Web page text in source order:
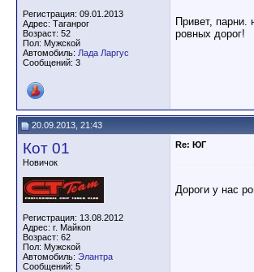
Регистрация: 09.01.2013
Адрес: Таганрог
Возраст: 52
Пол: Мужской
Автомобиль: Лада Ларгус
Сообщений: 3
Привет,
ровных дорог!
20.09.2013, 21:43
Кот 01
Новичок
Регистрация: 13.08.2012
Адрес: г. Майкоп
Возраст: 62
Пол: Мужской
Автомобиль: Элантра
Сообщений: 5
Re: ЮГ
Дороги у нас